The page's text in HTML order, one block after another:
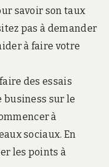
savoir son taux
pas à demander
à faire votre
des essais
business sur le
à
sociaux. En
les points à